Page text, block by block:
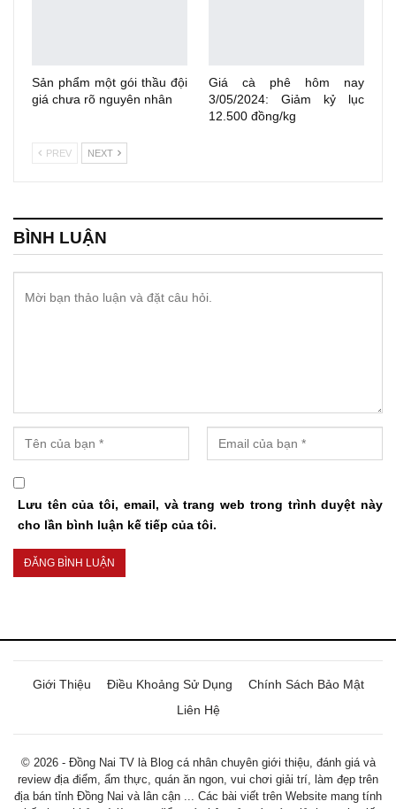
Sản phẩm một gói thầu đội
giá chưa rõ nguyên nhân
Giá cà phê hôm nay
3/05/2024: Giảm kỷ lục
12.500 đồng/kg
PREV NEXT
BÌNH LUẬN
Lưu tên của tôi, email, và trang web trong trình duyệt này
cho lần bình luận kế tiếp của tôi.
Giới Thiệu Điều Khoảng Sử Dụng
Chính Sách Bảo Mật
Liên Hệ
© 2026 - Đồng Nai TV là Blog cá nhân chuyên giới thiệu, đánh giá và
review địa điểm, ẩm thực, quán ăn ngon, vui chơi giải trí, làm đẹp trên
địa bán tỉnh Đồng Nai và lân cận ... Các bài viết trên Website mang tính